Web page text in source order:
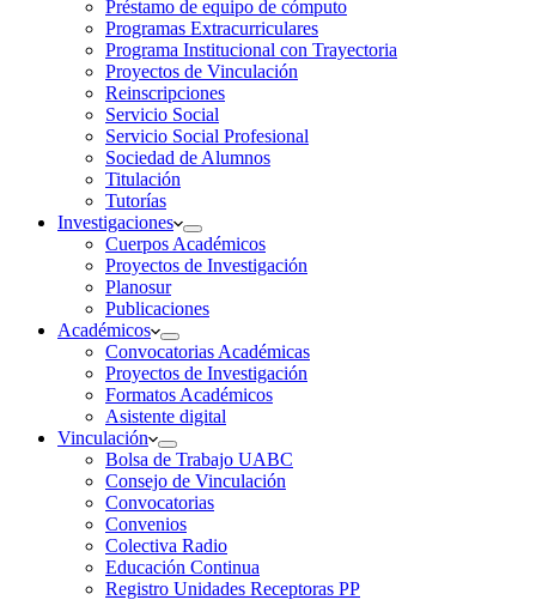
Préstamo de equipo de cómputo
Programas Extracurriculares
Programa Institucional con Trayectoria
Proyectos de Vinculación
Reinscripciones
Servicio Social
Servicio Social Profesional
Sociedad de Alumnos
Titulación
Tutorías
Investigaciones
Cuerpos Académicos
Proyectos de Investigación
Planosur
Publicaciones
Académicos
Convocatorias Académicas
Proyectos de Investigación
Formatos Académicos
Asistente digital
Vinculación
Bolsa de Trabajo UABC
Consejo de Vinculación
Convocatorias
Convenios
Colectiva Radio
Educación Continua
Registro Unidades Receptoras PP